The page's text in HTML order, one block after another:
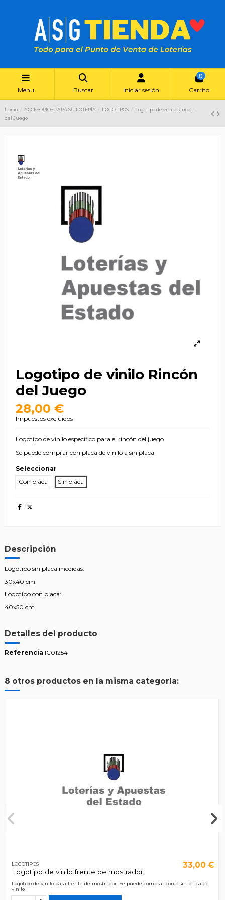
Menu Buscar Iniciar sesión
0
Carrito
Inicio ACCESORIOS PARA SU LOTERÍA LOGOTIPOS
Logotipo de vinilo Rincón
del Juego
Logotipo de vinilo Rincón
del Juego
28,00 €
Impuestos excluidos
Logotipo de vinilo específico para el rincón del juego
Se puede comprar con placa de vinilo a sin placa
Seleccionar
Con placa
Sin placa
Descripción
Logotipo sin placa medidas:
30x40 cm
Logotipo con placa:
40x50 cm
Detalles del producto
Referencia IC01254
8 otros productos en la misma categoría:
LOGOTIPOS
Logotipo de vinilo frente de mostrador
33,00 €
Logotipo de vinilo para frente de mostrador Se puede comprar con o sin placa de
vinilo